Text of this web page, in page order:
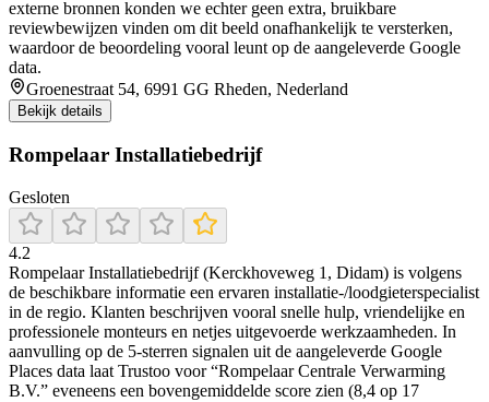
externe bronnen konden we echter geen extra, bruikbare
reviewbewijzen vinden om dit beeld onafhankelijk te versterken,
waardoor de beoordeling vooral leunt op de aangeleverde Google
data.
Groenestraat 54, 6991 GG Rheden, Nederland
Bekijk details
Rompelaar Installatiebedrijf
Gesloten
4.2
Rompelaar Installatiebedrijf (Kerckhoveweg 1, Didam) is volgens
de beschikbare informatie een ervaren installatie-/loodgieterspecialist
in de regio. Klanten beschrijven vooral snelle hulp, vriendelijke en
professionele monteurs en netjes uitgevoerde werkzaamheden. In
aanvulling op de 5-sterren signalen uit de aangeleverde Google
Places data laat Trustoo voor “Rompelaar Centrale Verwarming
B.V.” eveneens een bovengemiddelde score zien (8,4 op 17